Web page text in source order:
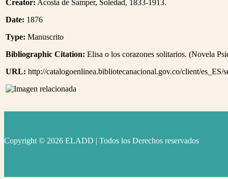
Creator: Acosta de Samper, Soledad, 1833-1913.
Date: 1876
Type: Manuscrito
Bibliographic Citation: Elisa o los corazones solitarios. (Novela
URL: http://catalogoenlinea.bibliotecanacional.gov.co/client/es_ES/
Copyright © 2026 ELADD | Todos los Derechos reservados